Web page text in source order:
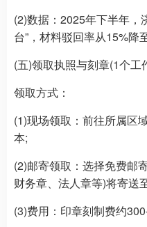
(2)数据：2025年下半年，
台”，材料驳回率从15%降
(五)领取执照与刻章(1个工
领取方式：
(1)现场领取：前往所属区
本;
(2)邮寄领取：选择免费邮
财务章、法人章等)将寄送
(3)费用：印章刻制费约